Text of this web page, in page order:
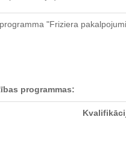
"Friziera
programmas: